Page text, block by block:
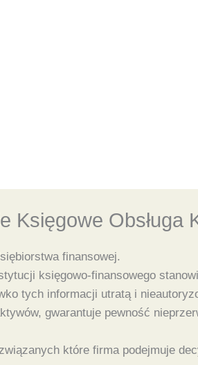
Księgowe Obsługa
finansowej.
księgowo-finansowego
tych informacji utratą i
gwarantuje pewność
które firma podejmuje